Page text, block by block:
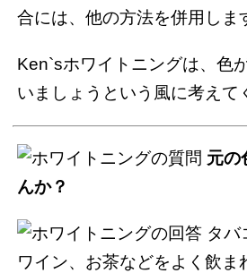
合には、他の方法を併用しま
Ken`sホワイトニングは、色
いましょうという風に考えて
元の
んか？
タバ
ワイン、お茶などをよく飲ま